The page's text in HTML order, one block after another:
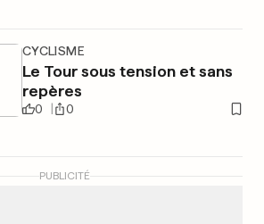
CYCLISME
Le Tour sous tension et sans
repères
0 0
PUBLICITÉ